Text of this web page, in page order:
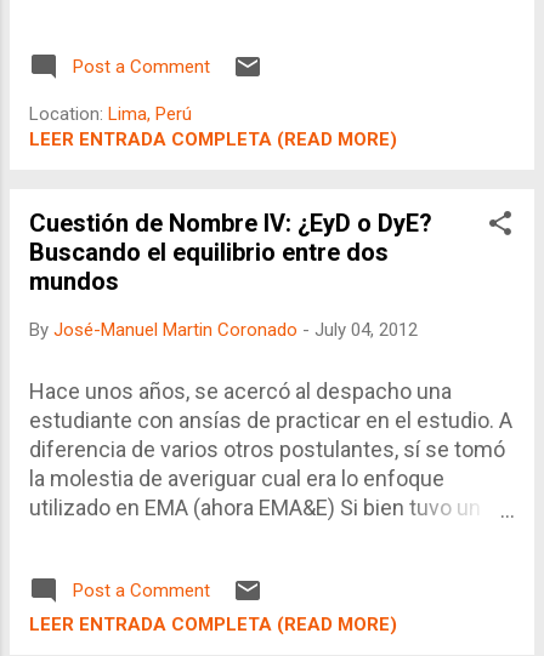
significa que la Administración Tributaria, a través
excedido en la recaudación. ¿Por qué ocurre esto?
¿Puede darse el lujo el Gobierno Español de
lógica u objetivo detrás de este tipo de
actividades de la Administración Tributaria. 1.3. A
pesar que el sistema tributario español tiene
peruano, algunos aspectos se encuentran
que es posible utilizarlo como referencia para
explicar este fenómeno. A continuación se
realizará una explicación simplificada. II. LAS
RETENCIO...
Post a Comment
Location: Lima, Perú
LEER ENTRADA COMPLETA (READ MORE)
Cuestión de Nombre IV: ¿EyD o DyE?
Buscando el equilibrio entre dos
mundos
By José-Manuel Martin Coronado - July 04, 2012
Hace unos años, se acercó al despacho una
estudiante con ansías de practicar en el estudio. A
diferencia de varios otros postulantes, sí se tomó
la molestia de averiguar cual era lo enfoque
utilizado en EMA (ahora EMA&E) Si bien tuvo un
enfoque económico del Derecho, "una moda" y
como tal destinado a una excitante pero
Post a Comment
LEER ENTRADA COMPLETA (READ MORE)